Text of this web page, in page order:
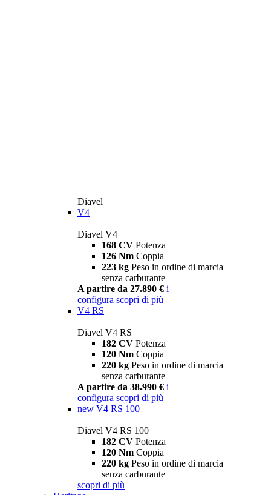
Diavel
V4
Diavel V4
168 CV Potenza
126 Nm Coppia
223 kg Peso in ordine di marcia
senza carburante
A partire da 27.890 € i
configura scopri di più
V4 RS
Diavel V4 RS
182 CV Potenza
120 Nm Coppia
220 kg Peso in ordine di marcia
senza carburante
A partire da 38.990 € i
configura scopri di più
new V4 RS 100
Diavel V4 RS 100
182 CV Potenza
120 Nm Coppia
220 kg Peso in ordine di marcia
senza carburante
scopri di più